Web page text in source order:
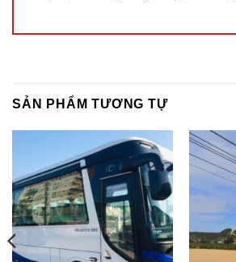
SẢN PHẨM TƯƠNG TỰ